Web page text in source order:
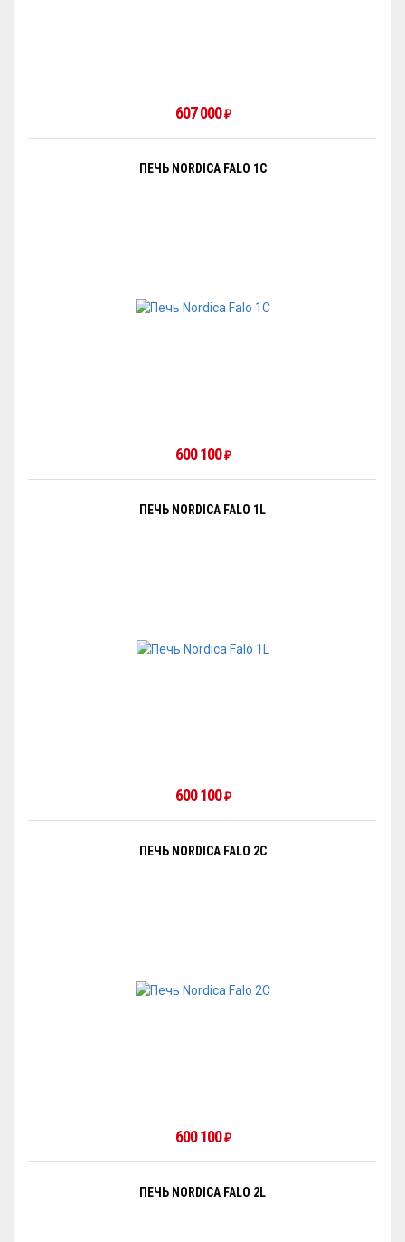
607 000 ₽
ПЕЧЬ NORDICA FALO 1С
600 100 ₽
ПЕЧЬ NORDICA FALO 1L
600 100 ₽
ПЕЧЬ NORDICA FALO 2C
600 100 ₽
ПЕЧЬ NORDICA FALO 2L